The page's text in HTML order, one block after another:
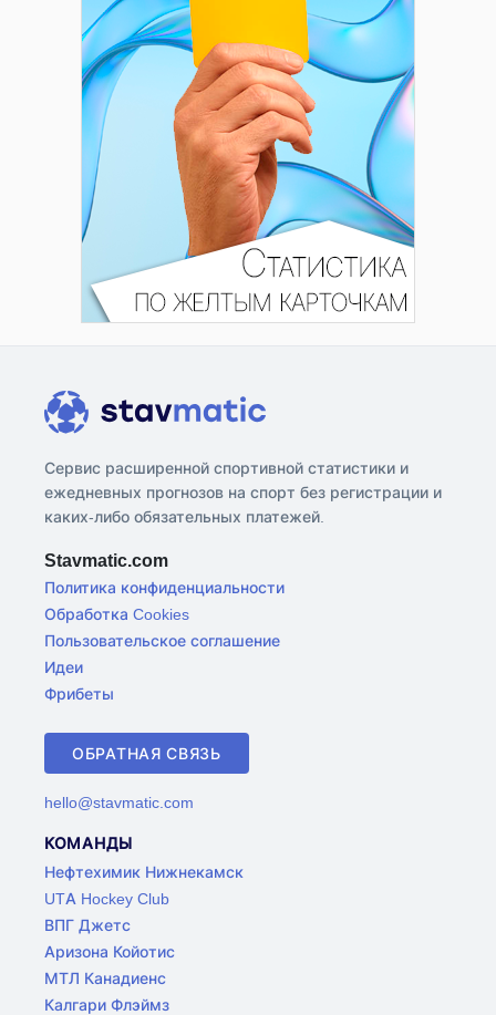
Сервис расширенной спортивной статистики и
ежедневных прогнозов на спорт без регистрации и
каких-либо обязательных платежей.
Stavmatic.com
Политика конфиденциальности
Обработка Cookies
Пользовательское соглашение
Идеи
Фрибеты
ОБРАТНАЯ СВЯЗЬ
hello@stavmatic.com
КОМАНДЫ
Нефтехимик Нижнекамск
UTA Hockey Club
ВПГ Джетс
Аризона Койотис
МТЛ Канадиенс
Калгари Флэймз